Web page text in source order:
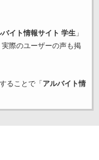
バイト情報サイト 学生」
際のユーザーの声も掲
ることで「 アルバイト情